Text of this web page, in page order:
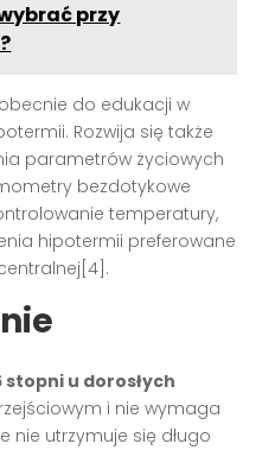
przy
do edukacji w
Rozwija się także
parametrów życiowych
bezdotykowe
temperatury,
hipotermii preferowane
u dorosłych
i nie wymaga
nie utrzymuje się długo